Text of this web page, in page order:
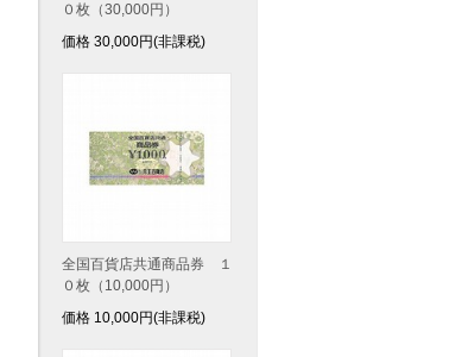
０枚（30,000円）
価格 30,000円(非課税)
全国百貨店共通商品券 １
０枚（10,000円）
価格 10,000円(非課税)